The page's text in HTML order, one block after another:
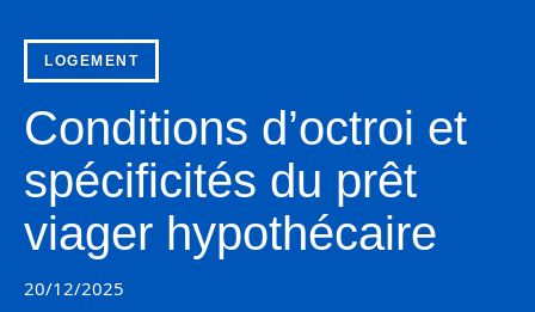
LOGEMENT
Conditions d’octroi et
spécificités du prêt
viager hypothécaire
20/12/2025